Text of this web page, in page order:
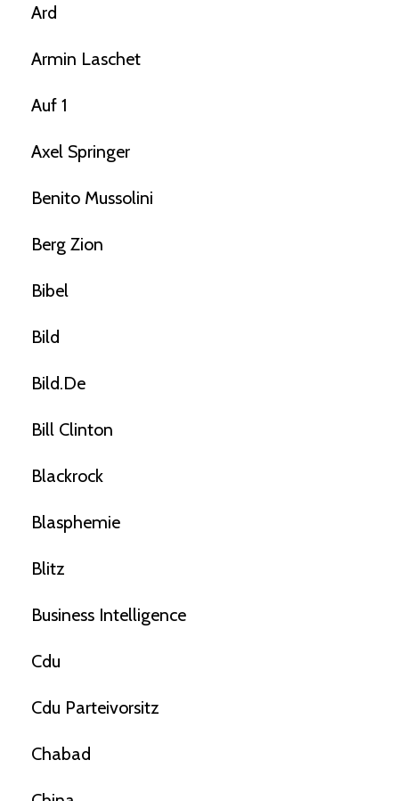
Ard
Armin Laschet
Auf 1
Axel Springer
Benito Mussolini
Berg Zion
Bibel
Bild
Bild.de
Bill Clinton
Blackrock
Blasphemie
Blitz
Business Intelligence
Cdu
Cdu Parteivorsitz
Chabad